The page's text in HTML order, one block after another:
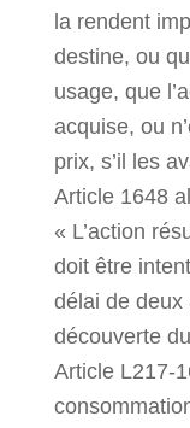
la rendent
destine, ou
usage, que
acquise, ou
prix, s’il les
Article 1648
« L’action
doit être
délai de deux
découverte
Article L217-